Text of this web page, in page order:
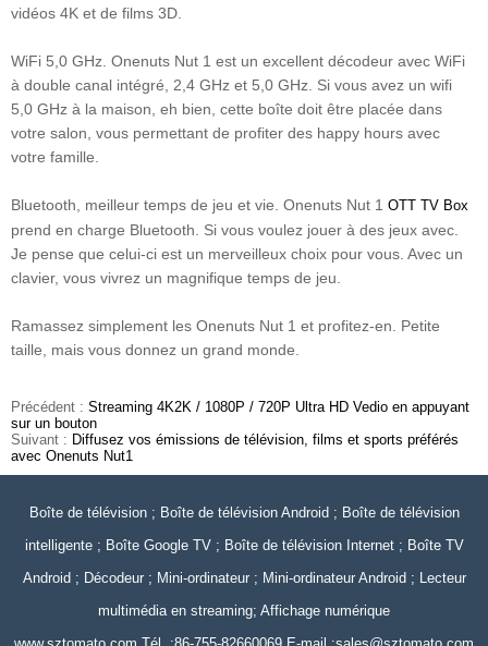
vidéos 4K et de films 3D.
WiFi 5,0 GHz. Onenuts Nut 1 est un excellent décodeur avec WiFi
à double canal intégré, 2,4 GHz et 5,0 GHz. Si vous avez un wifi
5,0 GHz à la maison, eh bien, cette boîte doit être placée dans
votre salon, vous permettant de profiter des happy hours avec
votre famille.
Bluetooth, meilleur temps de jeu et vie. Onenuts Nut 1 OTT TV Box
prend en charge Bluetooth. Si vous voulez jouer à des jeux avec.
Je pense que celui-ci est un merveilleux choix pour vous. Avec un
clavier, vous vivrez un magnifique temps de jeu.
Ramassez simplement les Onenuts Nut 1 et profitez-en. Petite
taille, mais vous donnez un grand monde.
Précédent : Streaming 4K2K / 1080P / 720P Ultra HD Vedio en appuyant
sur un bouton
Suivant : Diffusez vos émissions de télévision, films et sports préférés
avec Onenuts Nut1
Boîte de télévision ; Boîte de télévision Android ; Boîte de télévision
intelligente ; Boîte Google TV ; Boîte de télévision Internet ; Boîte TV
Android ; Décodeur ; Mini-ordinateur ; Mini-ordinateur Android ; Lecteur
multimédia en streaming; Affichage numérique